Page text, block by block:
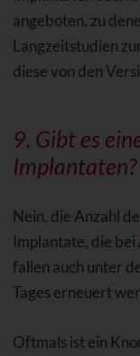
angeboten, zu
Langzeitstudien
diese von den
9. Gibt es
Implantaten?
Nein, die Anzahl
Implantate, die bei
fallen auch unter
Tages erneuert
Oftmals ist ein